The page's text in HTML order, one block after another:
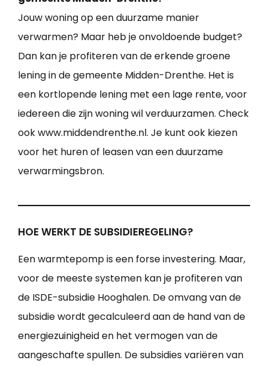
Jouw woning op een duurzame manier
verwarmen? Maar heb je onvoldoende budget?
Dan kan je profiteren van de erkende groene
lening in de gemeente Midden-Drenthe. Het is
een kortlopende lening met een lage rente, voor
iedereen die zijn woning wil verduurzamen. Check
ook www.middendrenthe.nl. Je kunt ook kiezen
voor het huren of leasen van een duurzame
verwarmingsbron.
HOE WERKT DE SUBSIDIEREGELING?
Een warmtepomp is een forse investering. Maar,
voor de meeste systemen kan je profiteren van
de ISDE-subsidie Hooghalen. De omvang van de
subsidie wordt gecalculeerd aan de hand van de
energiezuinigheid en het vermogen van de
aangeschafte spullen. De subsidies variëren van